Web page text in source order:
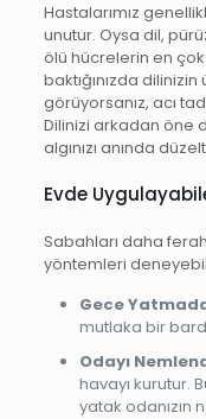
Hastalarımız
unutur. Oysa dil,
ölü hücrelerin en
baktığınızda
görüyorsanız, acı
Dilinizi arkadan öne
algınızı anında
Evde
Sabahları daha
yöntemleri
Gece
mutlaka bir
Odayı
havayı kurutur.
yatak odanızın